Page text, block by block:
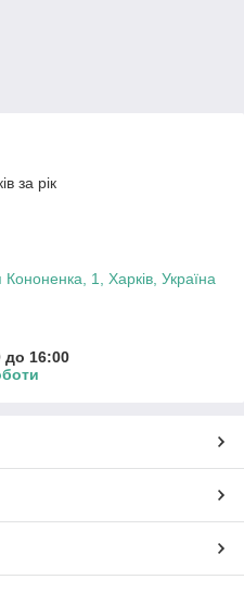
за рік
1, Харків, Україна
до 16:00